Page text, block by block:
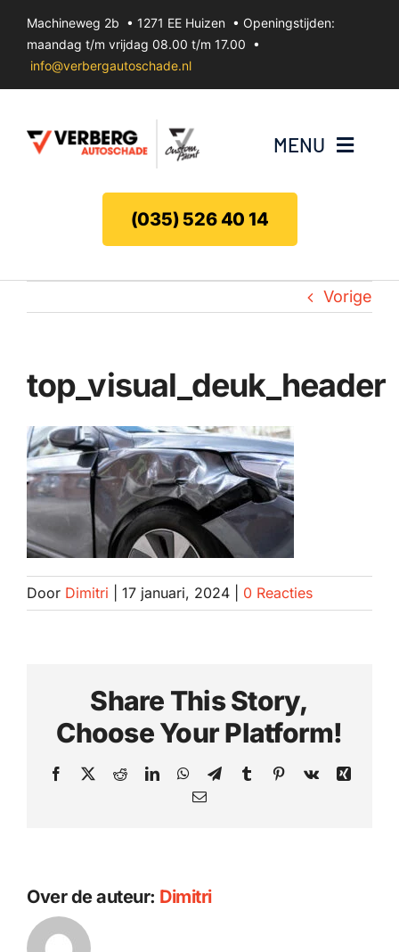
naar
inhoud
Machineweg 2b • 1271 EE Huizen • Openingstijden:
maandag t/m vrijdag 08.00 t/m 17.00 •
info@verbergautoschade.nl
MENU
Bumperherstel
Koplamp herstel
Spotrepair
Steenslagreparatie
Schadeherstel
Zo herstellen wij autoschade. Stap voor stap
(035) 526 40 14
Vorige
top_visual_deuk_header
Door Dimitri 17 januari, 2024 0 Reacties
Share This Story,
Choose Your Platform!
Facebook
X RedditLinkedInWhatsApp
TelegramTumblrPinterest
Vk
Xing
E-
Over de auteur: Dimitri